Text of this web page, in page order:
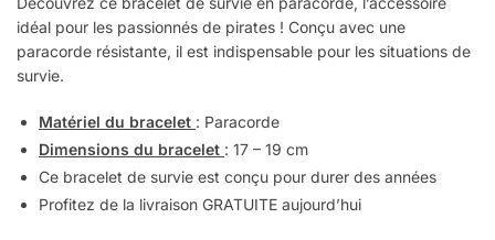
idéal pour les passionnés de pirates ! Conçu avec une
paracorde résistante, il est indispensable pour les situations de
survie.
Matériel du bracelet : Paracorde
Dimensions du bracelet : 17 – 19 cm
Ce bracelet de survie est conçu pour durer des années
Profitez de la livraison GRATUITE aujourd’hui